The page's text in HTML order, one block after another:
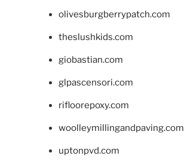
olivesburgberrypatch.com
theslushkids.com
giobastian.com
glpascensori.com
rifloorepoxy.com
woolleymillingandpaving.com
uptonpvd.com